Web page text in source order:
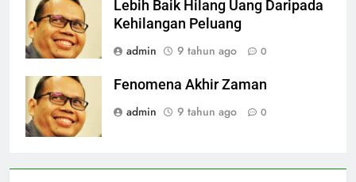
Lebih Baik Hilang Uang Daripada
Kehilangan Peluang
admin
9 tahun ago 0
Fenomena Akhir Zaman
admin
9 tahun ago 0